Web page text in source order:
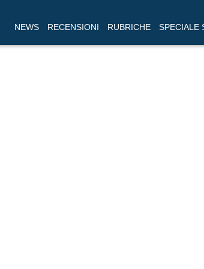
NEWS RECENSIONI RUBRICHE SPECIALE